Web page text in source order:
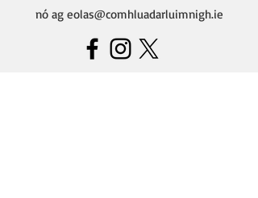
nó ag eolas@comhluadarluimnigh.ie